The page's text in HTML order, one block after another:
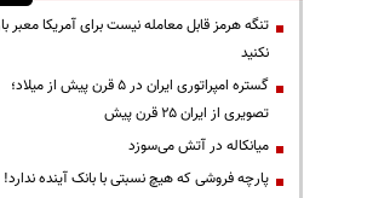
تنگه هرمز قابل معامله نیست برای آمریکا معبر
نکنید
گستره امپراتوری ایران در ۵ قرن پیش از میلاد؛
تصویری از ایران ۲۵ قرن پیش
میانکاله در آتش می‌سوزد
پارچه فروشی که هیچ نسبتی با بانک آینده ندارد!